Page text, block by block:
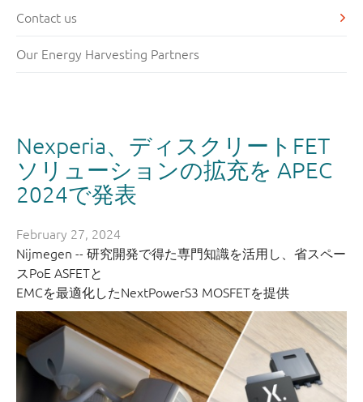
Contact us
Our Energy Harvesting Partners
Nexperia、ディスクリートFET
ソリューションの拡充を APEC
2024で発表
February 27, 2024
Nijmegen -- 研究開発で得た専門知識を活用し、省スペー
スPoE ASFETと
EMCを最適化したNextPowerS3 MOSFETを提供